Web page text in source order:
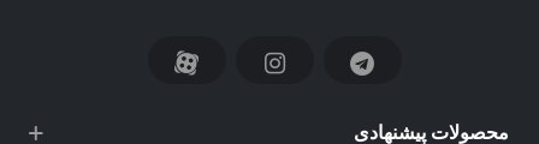
محصولات پیشنهادی